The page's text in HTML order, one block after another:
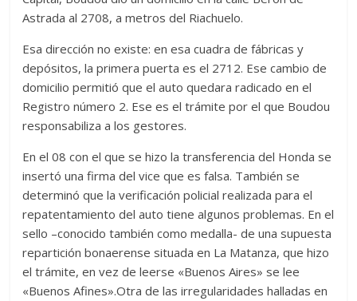
Astrada al 2708, a metros del Riachuelo.
Esa dirección no existe: en esa cuadra de fábricas y
depósitos, la primera puerta es el 2712. Ese cambio de
domicilio permitió que el auto quedara radicado en el
Registro número 2. Ese es el trámite por el que Boudou
responsabiliza a los gestores.
En el 08 con el que se hizo la transferencia del Honda se
insertó una firma del vice que es falsa. También se
determinó que la verificación policial realizada para el
repatentamiento del auto tiene algunos problemas. En el
sello –conocido también como medalla- de una supuesta
repartición bonaerense situada en La Matanza, que hizo
el trámite, en vez de leerse «Buenos Aires» se lee
«Buenos Afines».Otra de las irregularidades halladas en